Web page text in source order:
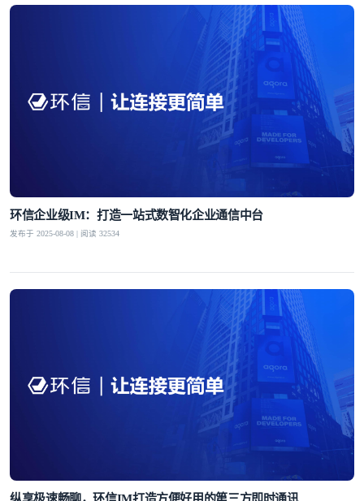
环信企业级IM：打造一站式数智化企业通信中台
发布于 2025-08-08 | 阅读 32534